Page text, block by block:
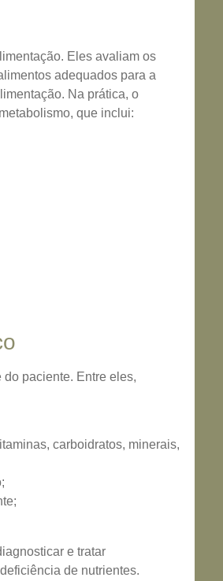
Eles avaliam os
adequados para a
Na prática, o
que inclui:
paciente. Entre eles,
carboidratos, minerais,
e tratar
de nutrientes.